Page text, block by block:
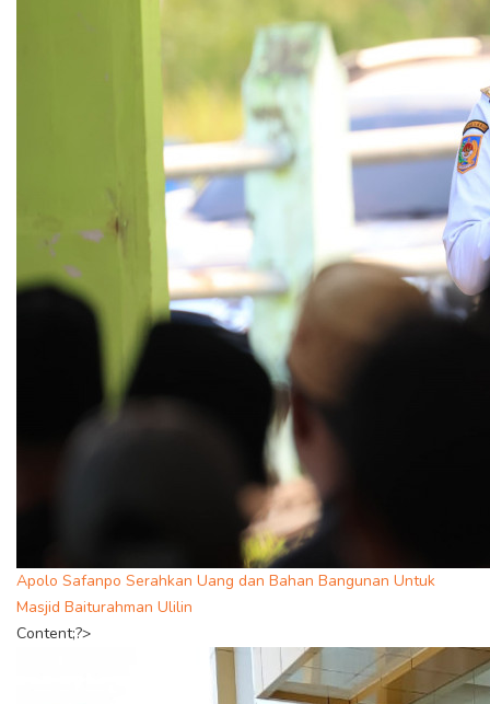
Apolo Safanpo Serahkan Uang dan Bahan Bangunan Untuk
Masjid Baiturahman Ulilin
Content;?>